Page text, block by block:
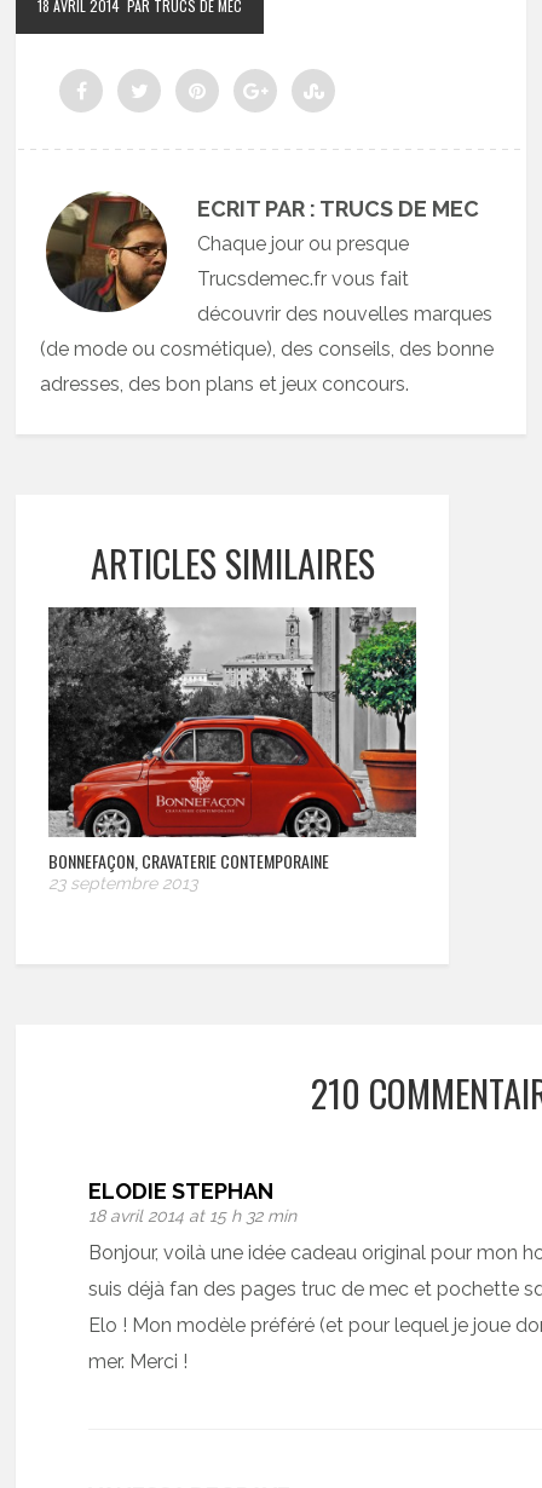
18 AVRIL 2014 PAR TRUCS DE MEC
ECRIT PAR : TRUCS DE MEC
Chaque jour ou presque
Trucsdemec.fr vous fait
découvrir des nouvelles marques
(de mode ou cosmétique), des conseils, des bonne
adresses, des bon plans et jeux concours.
ARTICLES SIMILAIRES
BONNEFAÇON, CRAVATERIE CONTEMPORAINE
23 septembre 2013
210
ELODIE STEPHAN
18 avril 2014 at 15 h 32 min
Bonjour, voilà une idée cadeau original pour mon
suis déjà fan des pages truc de mec et pochette
Elo ! Mon modèle préféré (et pour lequel je joue
mer. Merci !